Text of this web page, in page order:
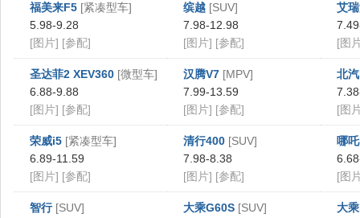
福美来F5 [紧凑型车]
5.98-9.28
[图片] [参配]
缤越 [SUV]
7.98-12.98
[图片] [参配]
艾
[图
圣达菲2 XEV360 [微型车]
6.88-9.88
[图片] [参配]
汉腾V7 [MPV]
7.99-13.59
[图片] [参配]
北
[图
荣威i5 [紧凑型车]
6.89-11.59
[图片] [参配]
清行400 [SUV]
7.98-8.38
[图片] [参配]
哪
[图
智行 [SUV]
大乘G60S [SUV]
大